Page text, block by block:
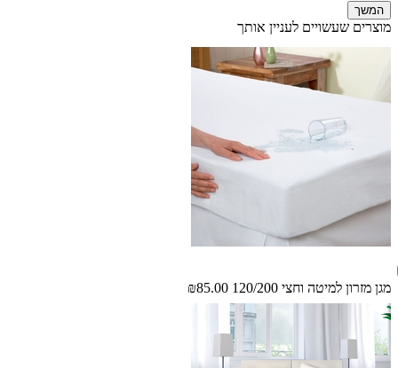
המשך
מוצרים שעשויים לעניין אותך
מגן מזרון למיטה וחצי 120/200 ₪85.00